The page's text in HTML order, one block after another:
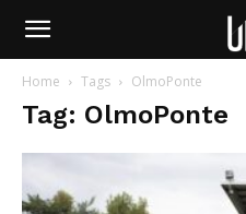
Home Tags OlmoPonte
Tag: OlmoPonte